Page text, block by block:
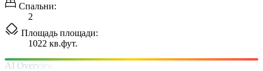
Спальни:
2
Площадь площади:
1022 кв.фут.
AI Overview